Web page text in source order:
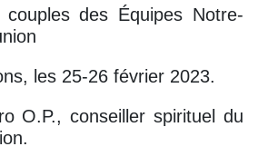
couples des Équipes Notre-
les 25-26 février 2023.
O.P., conseiller spirituel du